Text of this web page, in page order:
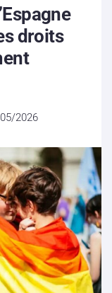
droits
2026